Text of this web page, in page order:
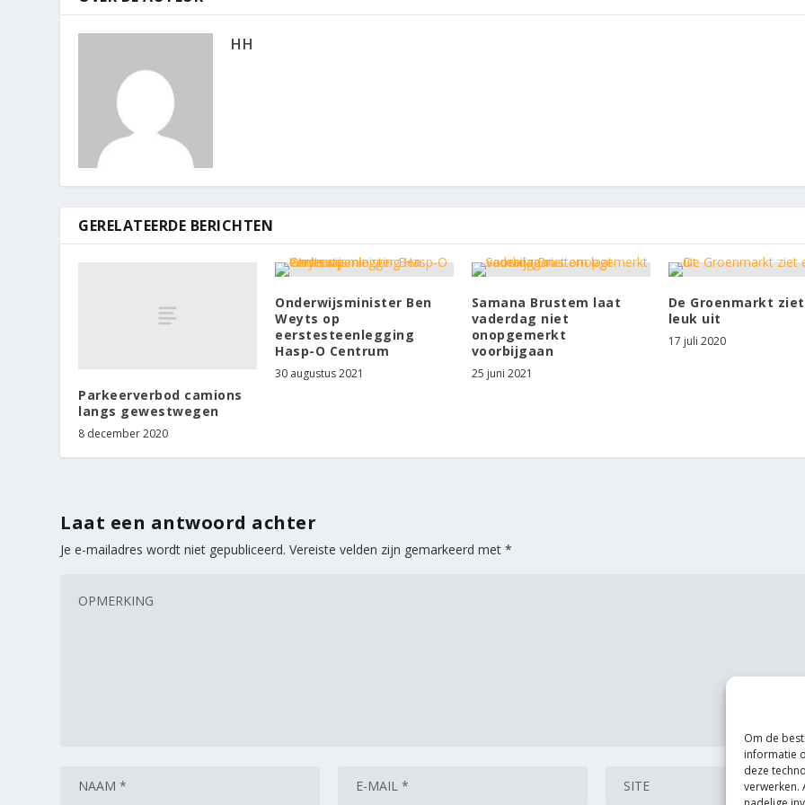
Om de
informatie
deze
verwerken.
HH
GERELATEERDE BERICHTEN
Parkeerverbod camions
langs gewestwegen
8 december 2020
Onderwijsminister Ben
Weyts op
eerstesteenlegging
Hasp-O Centrum
30 augustus 2021
Samana Brustem laat
vaderdag niet
onopgemerkt
voorbijgaan
25 juni 2021
De Groenmarkt
leuk uit
17 juli 2020
Laat een antwoord achter
Je e-mailadres wordt niet gepubliceerd. Vereiste velden zijn gemarkeerd met*